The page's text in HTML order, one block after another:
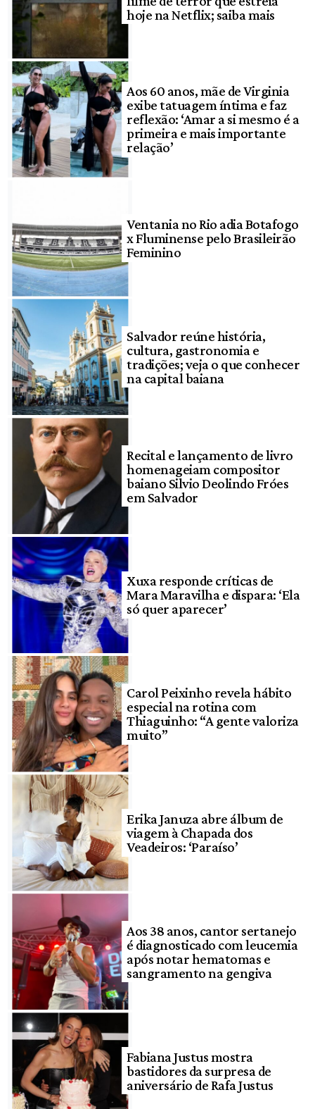
hoje na Netflix; saiba mais
Aos 60 anos, mãe de Virginia
exibe tatuagem íntima e faz
reflexão: ‘Amar a si mesmo é a
primeira e mais importante
relação’
Ventania no Rio adia Botafogo
x Fluminense pelo Brasileirão
Feminino
Salvador reúne história,
cultura, gastronomia e
tradições; veja o que conhecer
na capital baiana
Recital e lançamento de livro
homenageiam compositor
baiano Silvio Deolindo Fróes
em Salvador
Xuxa responde críticas de
Mara Maravilha e dispara: ‘Ela
só quer aparecer’
Carol Peixinho revela hábito
especial na rotina com
Thiaguinho: “A gente valoriza
muito”
Erika Januza abre álbum de
viagem à Chapada dos
Veadeiros: ‘Paraíso’
Aos 38 anos, cantor sertanejo
é diagnosticado com leucemia
após notar hematomas e
sangramento na gengiva
Fabiana Justus mostra
bastidores da surpresa de
aniversário de Rafa Justus